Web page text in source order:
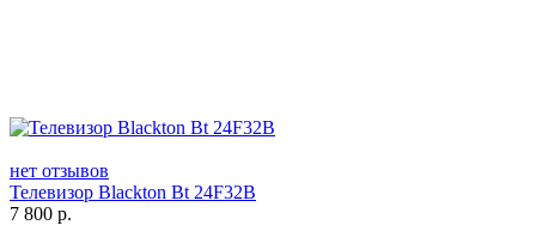
нет отзывов
Телевизор Blackton Bt 24F32B
7 800 р.